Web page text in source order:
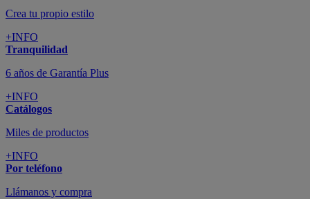
Crea tu propio estilo
+INFO
Tranquilidad
6 años de Garantía Plus
+INFO
Catálogos
Miles de productos
+INFO
Por teléfono
Llámanos y compra